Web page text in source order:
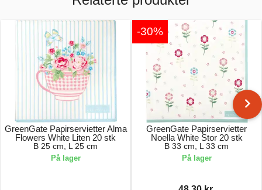
GreenGate Papirservietter Alma
Flowers White Liten 20 stk
B 25 cm, L 25 cm
På lager
-30%
GreenGate Papirservietter
Noella White Stor 20 stk
B 33 cm, L 33 cm
På lager